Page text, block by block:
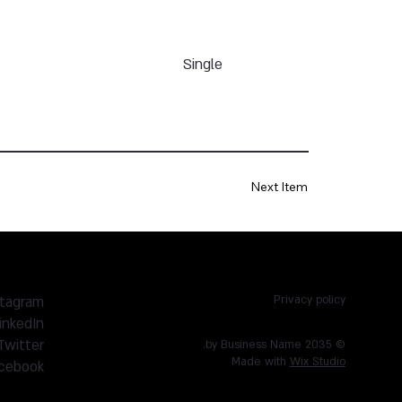
Single
Next Item
Privacy policy
© 2035 by Business Name.
Made with Wix Studio